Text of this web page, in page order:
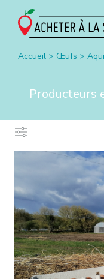
Accueil > Œufs >
Producteurs